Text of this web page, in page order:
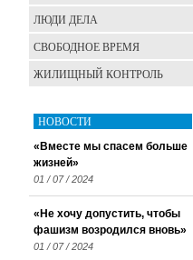
ЛЮДИ ДЕЛА
СВОБОДНОЕ ВРЕМЯ
ЖИЛИЩНЫЙ КОНТРОЛЬ
НОВОСТИ
«Вместе мы спасем больше
жизней»
01 / 07 / 2024
«Не хочу допустить, чтобы
фашизм возродился вновь»
01 / 07 / 2024